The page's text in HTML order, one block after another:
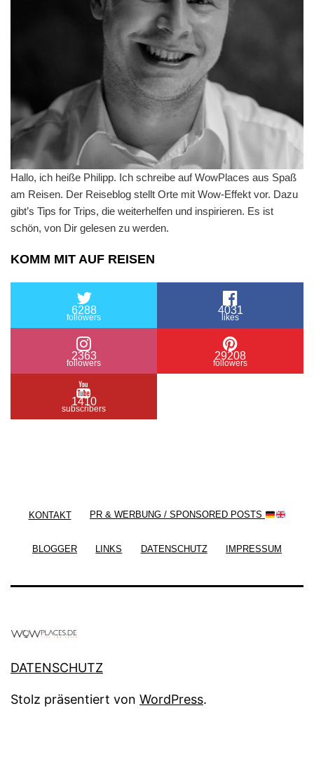
Hallo, ich heiße Philipp. Ich schreibe auf WowPlaces aus Spaß
am Reisen. Der Reiseblog stellt Orte mit Wow-Effekt vor. Dazu
gibt’s Tips for Trips, die weiterhelfen und inspirieren. Es ist
schön, von Dir gelesen zu werden.
KOMM MIT AUF REISEN
6288
followers
4031
likes
2363
followers
29208
followers
1410
subscribers
KONTAKT PR & WERBUNG / SPONSORED POSTS
BLOGGER LINKS DATENSCHUTZ IMPRESSUM
DATENSCHUTZ
Stolz präsentiert von WordPress.